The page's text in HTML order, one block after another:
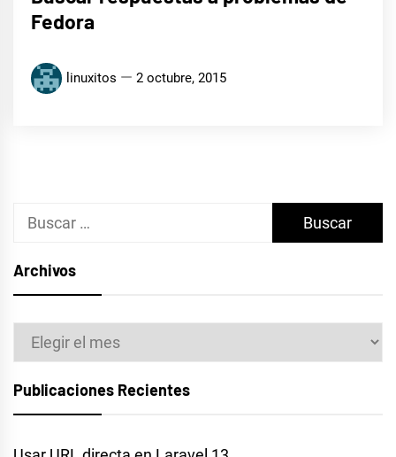
Fedora
linuxitos 2 octubre, 2015
Buscar:
Archivos
Archivos
Publicaciones Recientes